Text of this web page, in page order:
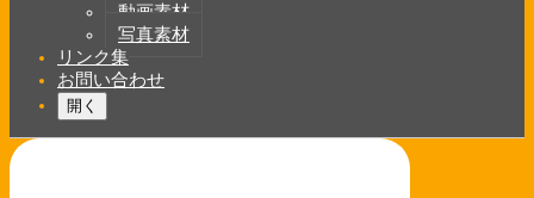
動画素材
写真素材
リンク集
お問い合わせ
開く